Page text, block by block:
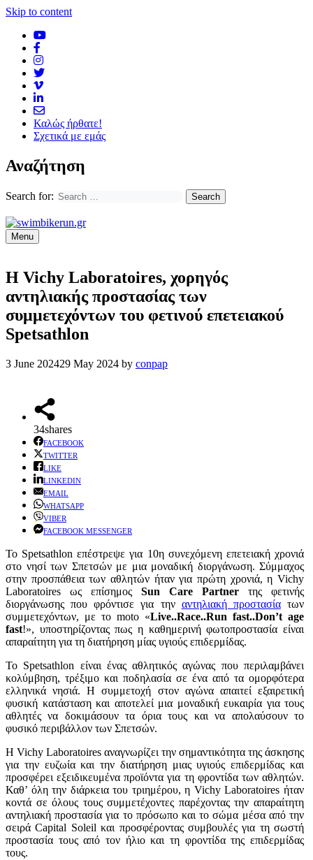
Skip to content
Καλώς ήρθατε!
Σχετικά με εμάς
Αναζήτηση
Search for:
Menu
Η Vichy Laboratoires, χορηγός
αντηλιακής προστασίας των
συμμετεχόντων του φετινού επετειακού
Spetsathlon
3 June 202429 May 2024 by conpap
34shares
FACEBOOK
TWITTER
LIKE
LINKEDIN
EMAIL
WHATSAPP
VIBER
FACEBOOK MESSENGER
Το Spetsathlon επέστρεψε για 10η συνεχόμενη επετειακή χρονιά
στο νησί των Σπετσών με μια μοναδική διοργάνωση. Σύμμαχος
στην προσπάθεια των αθλητών ήταν για πρώτη χρονιά, η Vichy
Laboratoires ως επίσημος Sun Care Partner της φετινής
διοργάνωσης που φρόντισε για την αντηλιακή προστασίατων
συμμετεχόντων, με το moto «Live..Race..Run fast..Don’t age
fast!», υποστηρίζοντας πως η καθημερινή φωτοπροστασία είναι
απαραίτητη για τη διατήρηση μίας υγιούς επιδερμίδας.
Το Spetsathlon είναι ένας αθλητικός αγώνας που περιλαμβάνει
κολύμβηση, τρέξιμο και ποδηλασία σε ένα από τα ομορφότερα
ελληνικά νησιά. Η συμμετοχή στον αγώνα απαιτεί εξαιρετική
φυσική κατάσταση και αποτελεί μια μοναδική ευκαιρία για τους
αθλητές να δοκιμάσουν τα όρια τους και να απολαύσουν το
φυσικό περιβάλλον των Σπετσών.
Η Vichy Laboratoires αναγνωρίζει την σημαντικότητα της άσκησης
για την ευζωία και την διατήρηση μιας υγιούς επιδερμίδας και
προσφέρει εξειδικευμένα προϊόντα για τη φροντίδα των αθλητών.
Καθ’ όλη την διάρκεια του τριημέρου, η Vichy Laboratoires ήταν
κοντά σε όλους τους συμμετέχοντες παρέχοντας την απαραίτητη
αντηλιακή προστασία για το πρόσωπο και το σώμα μέσα από την
σειρά Capital Soleil και προσφέροντας συμβουλές για τη σωστή
προστασία τους από τον ήλιο και τη φροντίδα της επιδερμίδας
τους.